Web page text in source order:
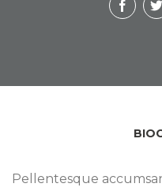
Pellentesque